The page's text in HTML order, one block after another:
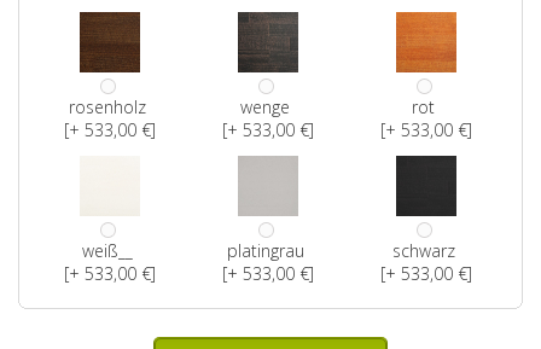
rosenholz
[+ 533,00 €]
wenge
[+ 533,00 €]
rot
[+ 533,00 €]
weiß__
[+ 533,00 €]
platingrau
[+ 533,00 €]
schwarz
[+ 533,00 €]